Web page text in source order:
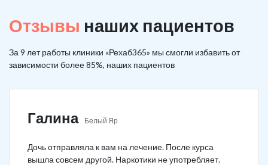
Отзывы наших пациентов
За 9 лет работы клиники «Рехаб365» мы смогли избавить от
зависимости более 85%, наших пациентов
Галина Белый Яр
Дочь отправляла к вам на лечение. После курса
вышла совсем другой. Наркотики не употребляет.